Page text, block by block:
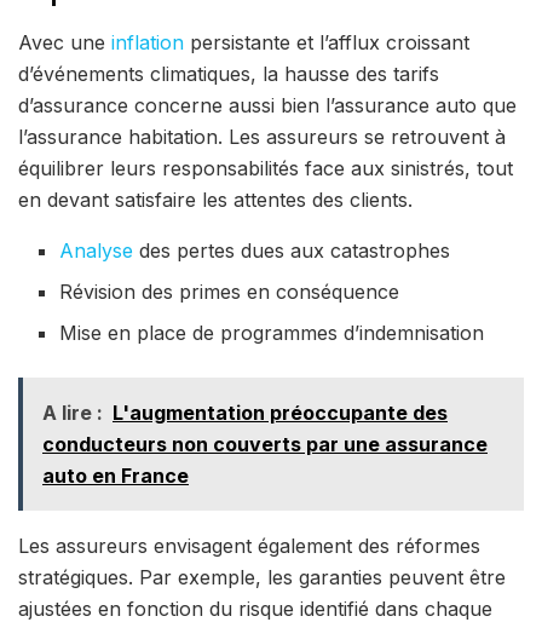
Avec une inflation persistante et l’afflux croissant
d’événements climatiques, la hausse des tarifs
d’assurance concerne aussi bien l’assurance auto que
l’assurance habitation. Les assureurs se retrouvent à
équilibrer leurs responsabilités face aux sinistrés, tout
en devant satisfaire les attentes des clients.
Analyse des pertes dues aux catastrophes
Révision des primes en conséquence
Mise en place de programmes d’indemnisation
A lire : L'augmentation préoccupante des
conducteurs non couverts par une assurance
auto en France
Les assureurs envisagent également des réformes
stratégiques. Par exemple, les garanties peuvent être
ajustées en fonction du risque identifié dans chaque